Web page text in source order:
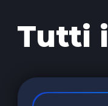
Tutti i